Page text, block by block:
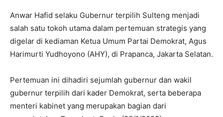
Anwar Hafid selaku Gubernur terpilih Sulteng menjadi
salah satu tokoh utama dalam pertemuan strategis yang
digelar di kediaman Ketua Umum Partai Demokrat, Agus
Harimurti Yudhoyono (AHY), di Prapanca, Jakarta Selatan.
Pertemuan ini dihadiri sejumlah gubernur dan wakil
gubernur terpilih dari kader Demokrat, serta beberapa
menteri kabinet yang merupakan bagian dari